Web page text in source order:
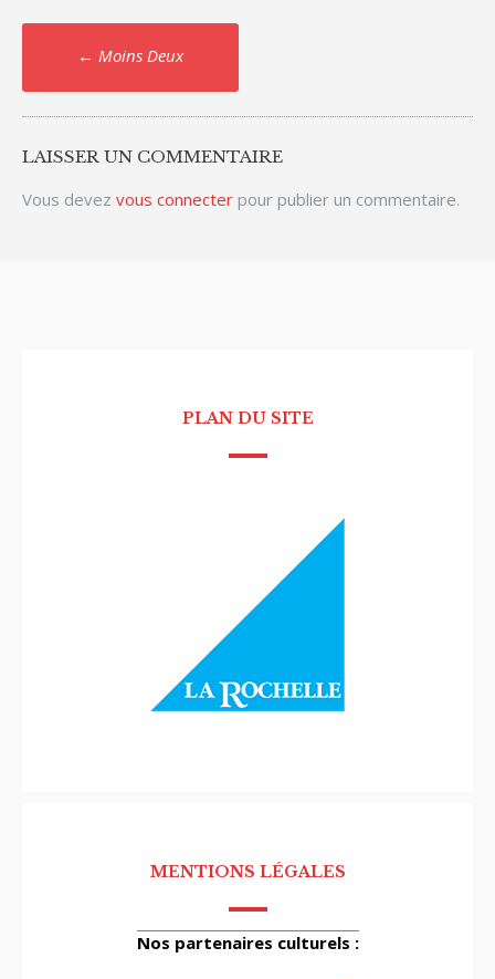
Post
navigation
← Moins Deux
LAISSER UN COMMENTAIRE
Vous devez vous connecter pour publier un commentaire.
PLAN DU SITE
MENTIONS LÉGALES
Nos partenaires culturels :